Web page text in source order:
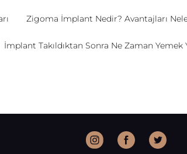
Zigoma İmplant Nedir? Avantajları
İmplant Takıldıktan Sonra Ne Zaman Yemek